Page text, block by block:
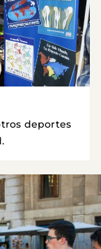
deportes